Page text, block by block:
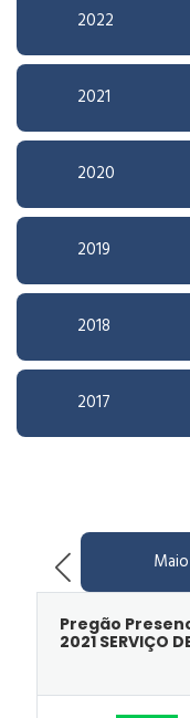
2022
2021
2020
2019
2018
2017
Maio
Pregão
2021 SERVIÇO